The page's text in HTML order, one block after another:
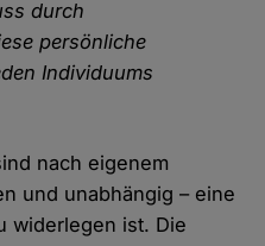
durch
persönliche
Individuums
nach eigenem
und unabhängig – eine
widerlegen ist. Die